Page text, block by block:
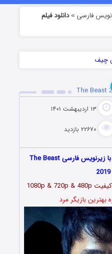
فارسی »دانلود فیلم
۱۳ اردیبهشت ۱۴۰۱
۲۲۶۷۰ بازدید
حیوان وحشی با زیرنویس فارسی The Beast
بهترین بازیگر مرد